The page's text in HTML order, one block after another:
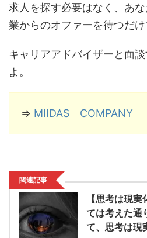
求人を探す必要はなく、あ
業からのオファーを待つだけ
キャリアアドバイザーと面
よ。
⇒ MIIDAS COMPANY
関連記事
【思考は現
ては考えた通
て、思考は現